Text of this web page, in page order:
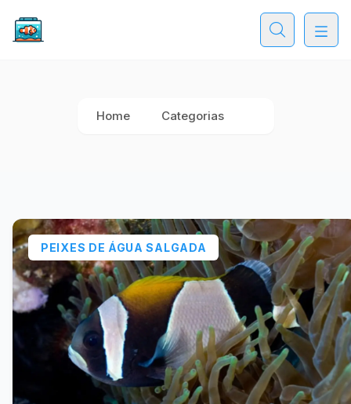
Home Categorias
PEIXES DE ÁGUA SALGADA